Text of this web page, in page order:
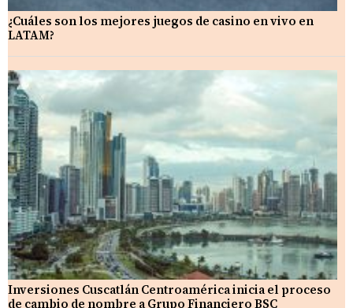
¿Cuáles son los mejores juegos de casino en vivo en
LATAM?
Inversiones Cuscatlán Centroamérica inicia el proceso
de cambio de nombre a Grupo Financiero BSC